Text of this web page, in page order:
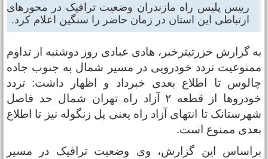
رییس پلیس راه مازندران وضعیت ترافیک در محورهای
ارتباطی این استان در زمان حاضر را سنگین اعلام کرد.
گزارش خزرتیترخبر، هادی عبادی روز دوشنبه از تداوم
تردد خودرویی در مسیر شمال به جنوب جاده
تا اطلاع بعدی خبرداد و اظهار داشت: تردد
خودروها از قطعه ۲ آزاد راه تهران شمال حد فاصل
تا انتهای آزاد راه یعنی پل زنگوله نیز تا اطلاع
ممنوع است.
این گزارش، وی وضعیت ترافیک در مسیر